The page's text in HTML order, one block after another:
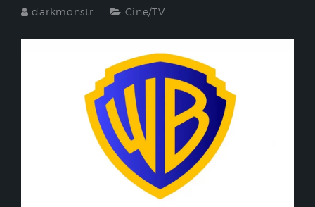
darkmonstr Cine/TV